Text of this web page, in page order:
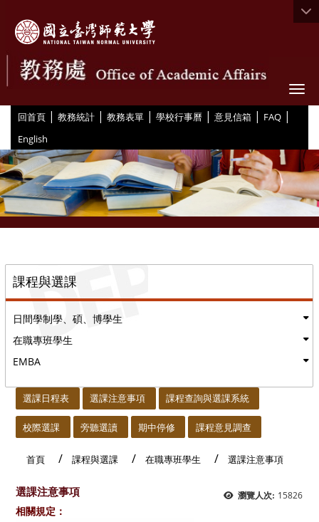
回首頁 | 教務統計 | 教務表單 | 學校行事曆 | 意見信箱 | FAQ |
English
課程與選課
日間學制學、碩、博學生
在職專班學生
EMBA
選課日程表 選課注意事項 課程查詢與選課系統
校際選課 旁聽選讀 期中停修 課程意見調查
首頁 課程與選課 在職專班學生 選課注意事項
瀏覽人次: 15826
選課注意事項
相關規定：